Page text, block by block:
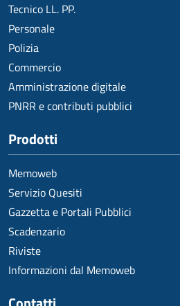
Tecnico LL. PP.
Personale
Polizia
Commercio
Amministrazione digitale
PNRR e contributi pubblici
Prodotti
Memoweb
Servizio Quesiti
Gazzetta e Portali Pubblici
Scadenzario
Riviste
Informazioni dal Memoweb